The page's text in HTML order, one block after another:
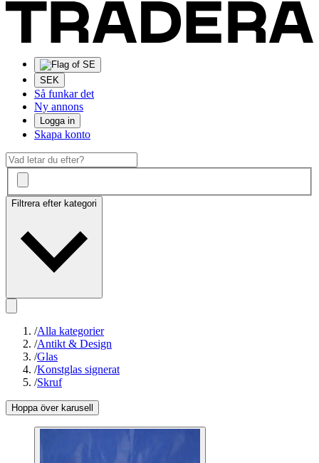
SEK
Så funkar det
Ny annons
Logga in
Skapa konto
Filtrera efter kategori
/Alla kategorier
/Antikt & Design
/Glas
/Konstglas signerat
/Skruf
Hoppa över karusell